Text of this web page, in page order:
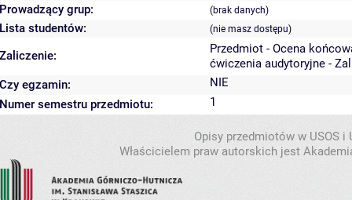
Prowadzący grup:
(brak danych)
Lista studentów: (nie masz dostępu)
Zaliczenie:
Przedmiot - Ocena
ćwiczenia audytoryjne -
Czy egzamin:
NIE
Numer semestru przedmiotu:
1
Opisy przedmiotów w USOS
Właścicielem praw autorskich jest